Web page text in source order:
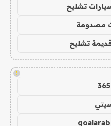
تشليح
مصدومة
تشليح
!